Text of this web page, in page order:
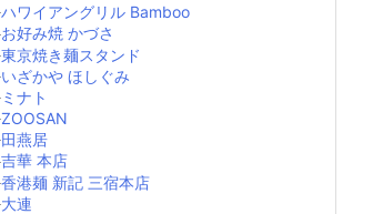
ハワイアングリル Bamboo
お好み焼 かづさ
東京焼き麺スタンド
いざかや ほしぐみ
ミナト
ZOOSAN
田燕居
吉華 本店
香港麺 新記 三宿本店
大連